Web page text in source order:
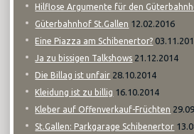
Hilflose Argumente für den
Güterbahnhof St.Gallen 12.02.2016
Eine Piazza am Schibenertor?
Ja zu bissigen Talkshows 21.12.2014
Die Billag ist unfair 28.10.2014
Kleidung ist zu billig 16.10.2014
Kleber auf Offenverkauf-Früchten
St.Gallen: Parkgarage Schibenertor